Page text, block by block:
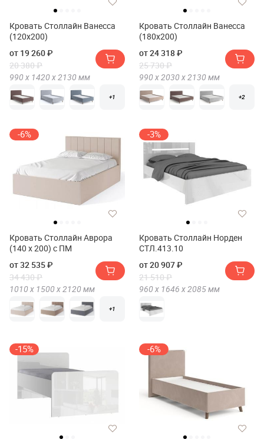
Кровать Столлайн Ванесса
(120х200)
от 19 260 ₽
20 380 ₽
990 х 1420 х2130 мм
+1
Кровать Столлайн Ванесса
(180х200)
от 24 318 ₽
25 730 ₽
990 х2030 х2130 мм
+2
-6%
Кровать Столлайн Аврора
(140 х 200) с ПМ
от 32 535 ₽
34 430 ₽
1010 х 1500 х2120 мм
+1
-3%
Кровать Столлайн Норден
СТЛ.413.10
от 20 907 ₽
21 510 ₽
960 х 1646 х2085мм
-15% -6%